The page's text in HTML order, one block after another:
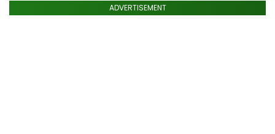
ADVERTISEMENT